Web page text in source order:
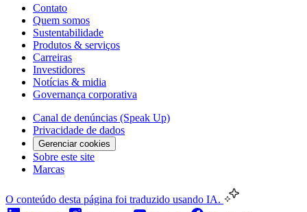
Contato
Quem somos
Sustentabilidade
Produtos & serviços
Carreiras
Investidores
Notícias & midia
Governança corporativa
Canal de denúncias (Speak Up)
Privacidade de dados
Gerenciar cookies
Sobre este site
Marcas
O conteúdo desta página foi traduzido usando IA.